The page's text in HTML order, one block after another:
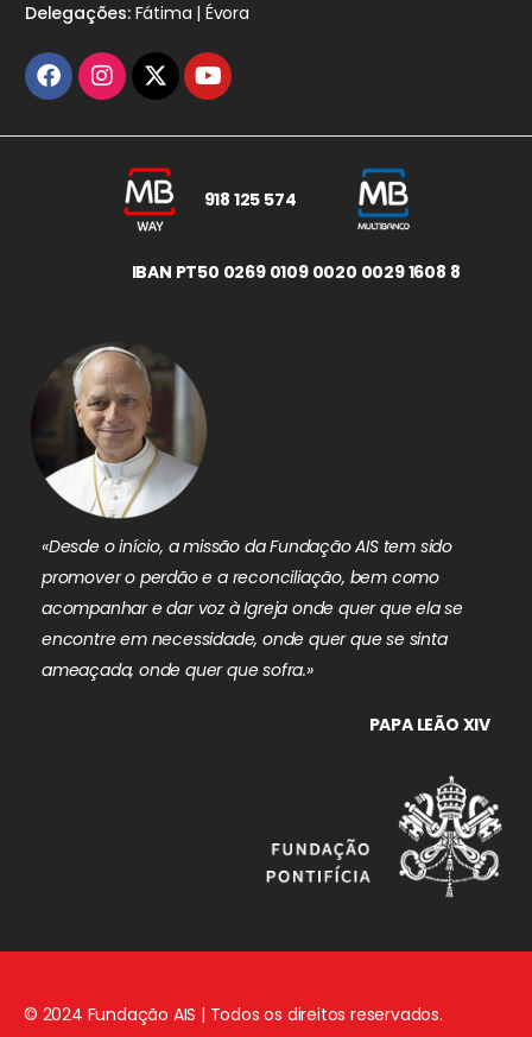
Delegações:Fátima | Évora
918 125 574
IBAN PT50 0269 0109 0020 0029 1608 8
«Desde o início, a missão da Fundação AIS tem sido
promover o perdão e a reconciliação, bem como
acompanhar e dar voz à Igreja onde quer que ela se
encontre em necessidade, onde quer que se sinta
ameaçada, onde quer que sofra.»
PAPA LEÃO XIV
© 2024 Fundação AIS | Todos os direitos reservados.